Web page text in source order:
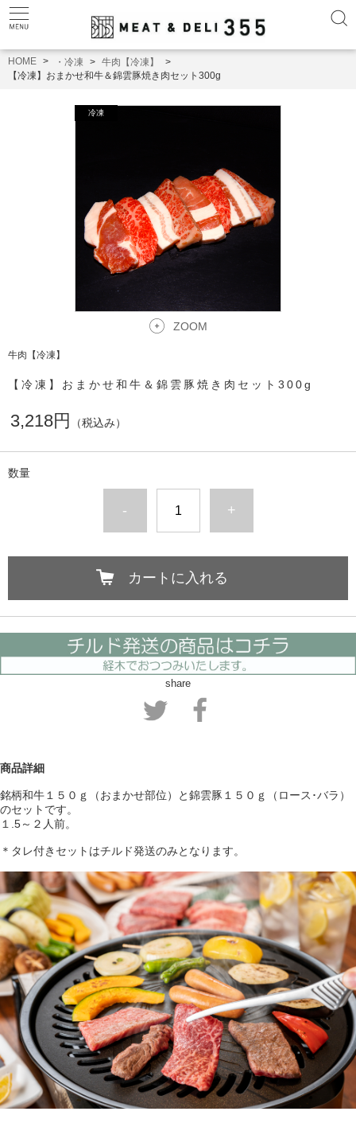
HOME ・冷凍
牛肉【冷凍】
【冷凍】おまかせ和牛＆錦雲豚焼き肉セット300g
ZOOM
牛肉【冷凍】
【冷凍】おまかせ和牛＆錦雲豚焼き肉セット300g
3,218円 （税込み）
数量
- +
カートに入れる
share
商品詳細
銘柄和牛１５０ｇ（おまかせ部位）と錦雲豚１５０ｇ（ロース･バラ）
のセットです。
１.5～２人前。
＊タレ付きセットはチルド発送のみとなります。